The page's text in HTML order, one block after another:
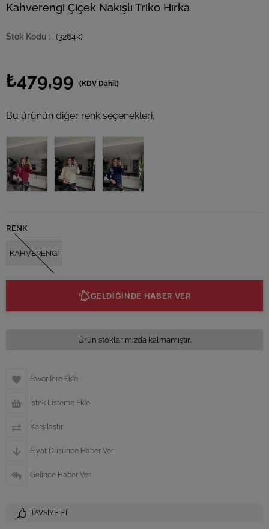
Kahverengi Çiçek Nakışlı Triko Hırka
(3264k)
₺479,99 (KDV Dahil)
Bu ürünün diğer renk seçenekleri.
Tükendi Tükendi Tükendi
RENK
KAHVERENGİ
GELDİĞİNDE HABER VER
Ürün stoklarımızda kalmamıştır.
Favorilere Ekle
İstek Listeme Ekle
Karşılaştır
Fiyat Düşünce Haber Ver
Gelince Haber Ver
TAVSIYE ET